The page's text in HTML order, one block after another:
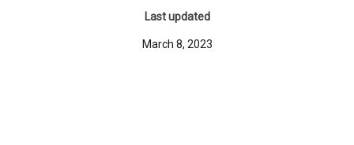
Last updated
March 8, 2023